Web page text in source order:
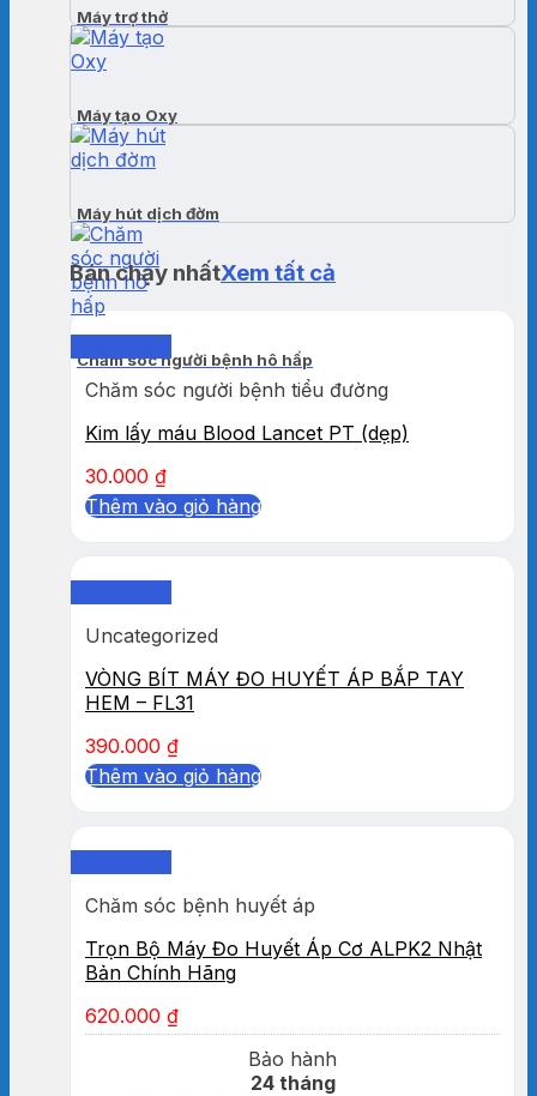
Máy trợ thở
Máy tạo Oxy
Máy hút dịch đờm
Chăm sóc người bệnh hô hấp
Bán chạy nhấtXem tất cả
Chăm sóc người bệnh tiểu đường
Kim lấy máu Blood Lancet PT (dẹp)
30.000 ₫
Thêm vào giỏ hàng
Uncategorized
VÒNG BÍT MÁY ĐO HUYẾT ÁP BẮP TAY
HEM – FL31
390.000 ₫
Thêm vào giỏ hàng
Chăm sóc bệnh huyết áp
Trọn Bộ Máy Đo Huyết Áp Cơ ALPK2 Nhật
Bản Chính Hãng
620.000 ₫
Bảo hành
24 tháng